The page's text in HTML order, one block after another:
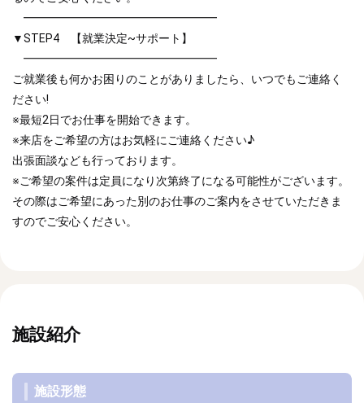
━━━━━━━━━━━━━━━━━
▼STEP4 【就業決定~サポート】
━━━━━━━━━━━━━━━━━
ご就業後も何かお困りのことがありましたら、いつでもご連絡く
ださい!
※最短2日でお仕事を開始できます。
※来店をご希望の方はお気軽にご連絡ください♪
出張面談なども行っております。
※ご希望の案件は定員になり次第終了になる可能性がございます。
その際はご希望にあった別のお仕事のご案内をさせていただきま
すのでご安心ください。
施設紹介
施設形態